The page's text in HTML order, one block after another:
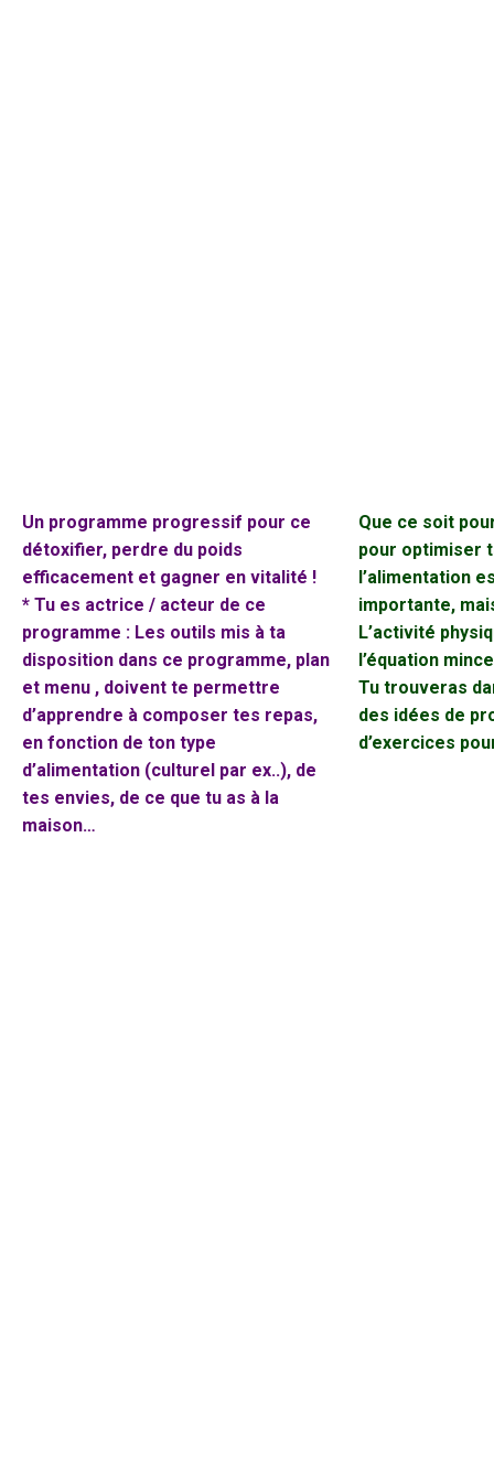
Un programme progressif pour ce
détoxifier, perdre du poids
efficacement et gagner en vitalité !
* Tu es actrice / acteur de ce
programme : Les outils mis à ta
disposition dans ce programme, plan
et menu , doivent te permettre
d’apprendre à composer tes repas,
en fonction de ton type
d’alimentation (culturel par ex..), de
tes envies, de ce que tu as à la
maison…
Que ce soit
pour optimiser
l’alimentation
importante,
L’activité
l’équation
Tu trouveras
des idées de
d’exercices